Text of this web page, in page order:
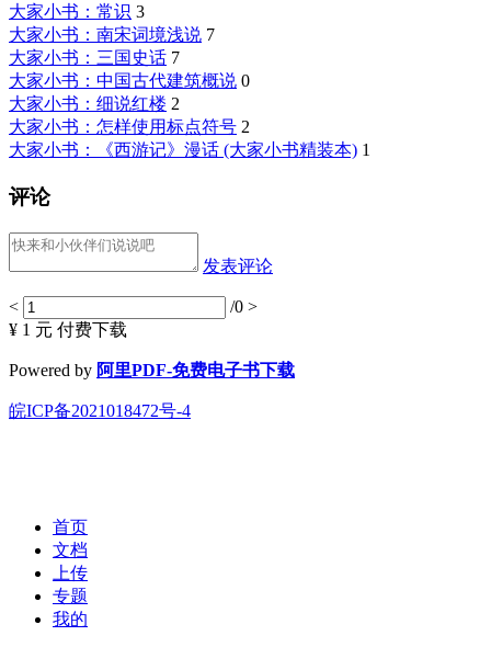
大家小书：常识 3
大家小书：南宋词境浅说 7
大家小书：三国史话 7
大家小书：中国古代建筑概说 0
大家小书：细说红楼 2
大家小书：怎样使用标点符号 2
大家小书：《西游记》漫话 (大家小书精装本) 1
评论
发表评论
< /0 >
¥ 1 元 付费下载
Powered by 阿里PDF-免费电子书下载
皖ICP备2021018472号-4
首页
文档
上传
专题
我的